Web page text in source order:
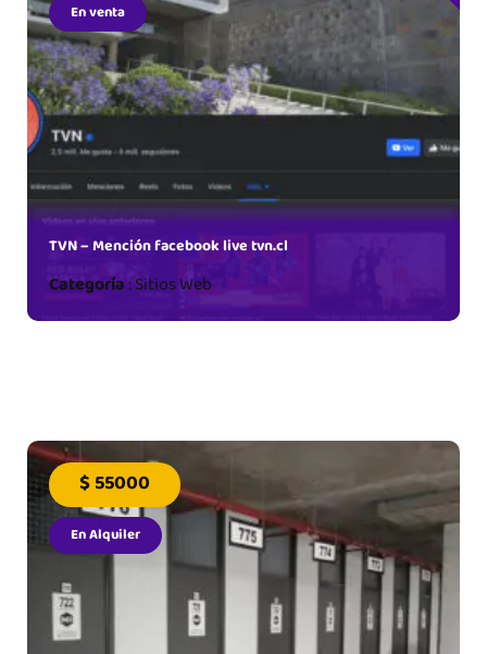
En venta
TVN – Mención facebook live tvn.cl
Categoría:Sitios Web
$ 55000
En Alquiler